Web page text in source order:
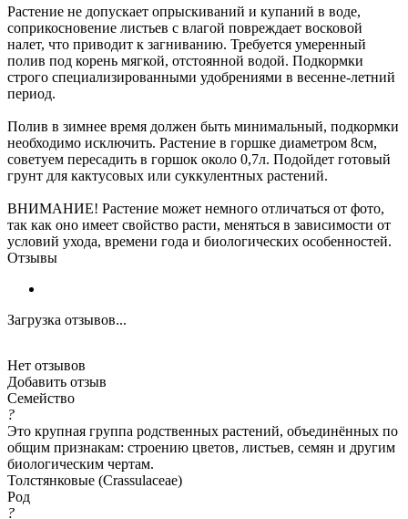
Растение не допускает опрыскиваний и купаний в воде,
соприкосновение листьев с влагой повреждает восковой
налет, что приводит к загниванию. Требуется умеренный
полив под корень мягкой, отстоянной водой. Подкормки
строго специализированными удобрениями в весенне-летний
период.
Полив в зимнее время должен быть минимальный, подкормки
необходимо исключить. Растение в горшке диаметром 8см,
советуем пересадить в горшок около 0,7л. Подойдет готовый
грунт для кактусовых или суккулентных растений.
ВНИМАНИЕ! Растение может немного отличаться от фото,
так как оно имеет свойство расти, меняться в зависимости от
условий ухода, времени года и биологических особенностей.
Отзывы
Загрузка отзывов...
Нет отзывов
Добавить отзыв
Семейство
?
Это крупная группа родственных растений, объединённых по
общим признакам: строению цветов, листьев, семян и другим
биологическим чертам.
Толстянковые (Crassulaceae)
Род
?